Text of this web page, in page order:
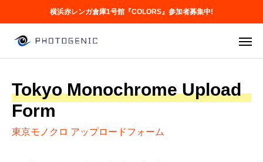
横浜赤レンガ倉庫1号館『COLORS』参加者募集中!
Tokyo Monochrome Upload
Form
東京モノクロ アップロードフォーム